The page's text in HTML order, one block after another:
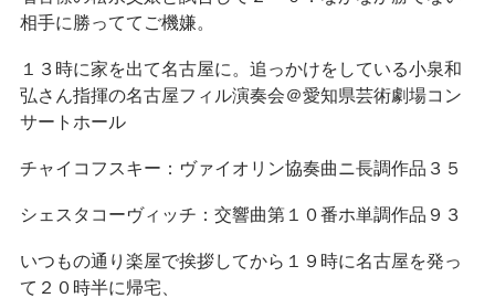
相手に勝っててご機嫌。
１３時に家を出て名古屋に。追っかけをしている小泉和
弘さん指揮の名古屋フィル演奏会＠愛知県芸術劇場コン
サートホール
チャイコフスキー：ヴァイオリン協奏曲ニ長調作品３５
シェスタコーヴィッチ：交響曲第１０番ホ単調作品９３
いつもの通り楽屋で挨拶してから１９時に名古屋を発っ
て２０時半に帰宅、